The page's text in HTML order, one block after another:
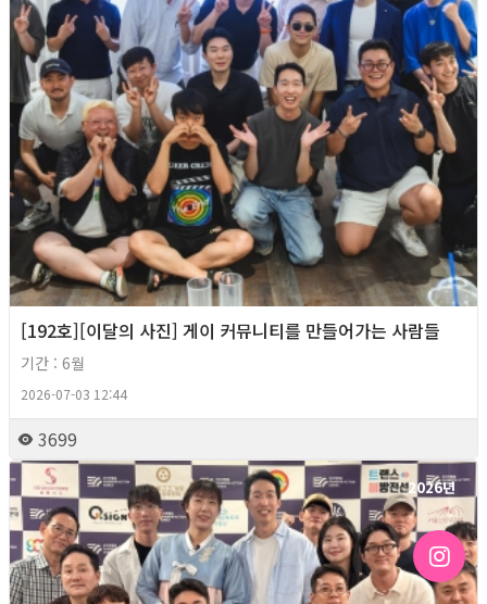
[192호][이달의 사진] 게이 커뮤니티를 만들어가는 사람들
기간 : 6월
2026-07-03 12:44
3699
2026년